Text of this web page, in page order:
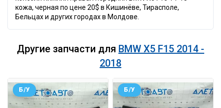
кожа, черная по цене 20$ в Кишинёве, Тирасполе,
Бельцах и других городах в Молдове.
Другие запчасти для BMW X5 F15 2014 -
2018
Б/У Б/У